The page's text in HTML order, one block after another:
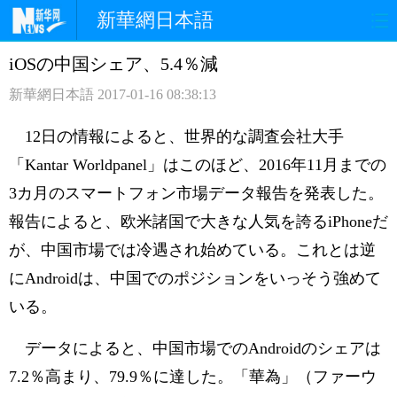
新華網日本語
ホームページ 政治
写真
中日対訳
iOSの中国シェア、5.4％減
新華網日本語 2017-01-16 08:38:13
12日の情報によると、世界的な調査会社大手
「Kantar Worldpanel」はこのほど、2016年11月までの
3カ月のスマートフォン市場データ報告を発表した。
報告によると、欧米諸国で大きな人気を誇るiPhoneだ
が、中国市場では冷遇され始めている。これとは逆
にAndroidは、中国でのポジションをいっそう強めて
いる。
データによると、中国市場でのAndroidのシェアは
7.2％高まり、79.9％に達した。「華為」（ファーウ